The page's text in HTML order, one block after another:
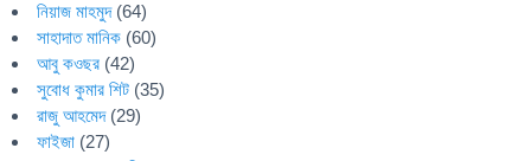
নিয়াজ মাহমুদ(64)
সাহাদাত মানিক (60)
আবু কওছর (42)
সুবোধ কুমার শিট (35)
রাজু আহমেদ(29)
ফাইজা (27)